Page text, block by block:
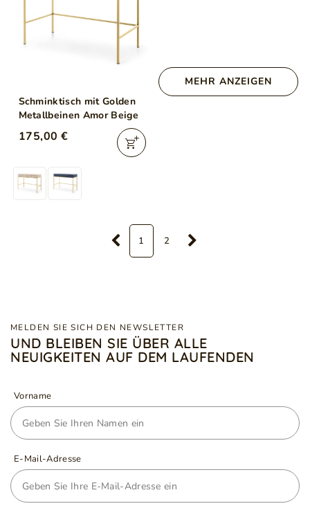
Schminktisch mit Golden
Metallbeinen Amor Beige
175,00 €
MEHR ANZEIGEN
1 2
MELDEN SIE SICH DEN NEWSLETTER
UND BLEIBEN SIE ÜBER ALLE
NEUIGKEITEN AUF DEM LAUFENDEN
Vorname
E-Mail-Adresse